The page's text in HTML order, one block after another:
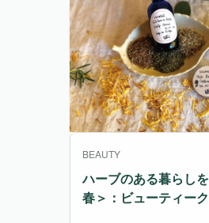
BEAUTY
ハーブのある暮らし
春＞：ビューティー